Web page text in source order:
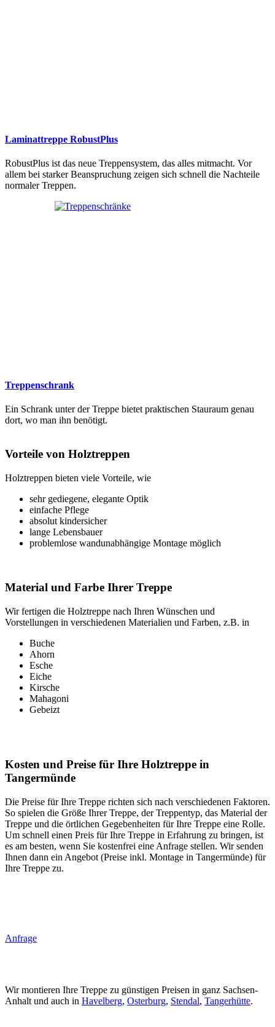
Laminattreppe RobustPlus
RobustPlus ist das neue Treppensystem, das alles mitmacht. Vor
allem bei starker Beanspruchung zeigen sich schnell die Nachteile
normaler Treppen.
Treppenschrank
Ein Schrank unter der Treppe bietet praktischen Stauraum genau
dort, wo man ihn benötigt.
Vorteile von Holztreppen
Holztreppen bieten viele Vorteile, wie
sehr gediegene, elegante Optik
einfache Pflege
absolut kindersicher
lange Lebensbauer
problemlose wandunabhängige Montage möglich
Material und Farbe Ihrer Treppe
Wir fertigen die Holztreppe nach Ihren Wünschen und
Vorstellungen in verschiedenen Materialien und Farben, z.B. in
Buche
Ahorn
Esche
Eiche
Kirsche
Mahagoni
Gebeizt
Kosten und Preise für Ihre Holztreppe in
Tangermünde
Die Preise für Ihre Treppe richten sich nach verschiedenen Faktoren.
So spielen die Größe Ihrer Treppe, der Treppentyp, das Material der
Treppe und die örtlichen Gegebenheiten für Ihre Treppe eine Rolle.
Um schnell einen Preis für Ihre Treppe in Erfahrung zu bringen, ist
es am besten, wenn Sie kostenfrei eine Anfrage stellen. Wir senden
Ihnen dann ein Angebot (Preise inkl. Montage in Tangermünde) für
Ihre Treppe zu.
Anfrage
Wir montieren Ihre Treppe zu günstigen Preisen in ganz Sachsen-
Anhalt und auch in Havelberg, Osterburg, Stendal, Tangerhütte.